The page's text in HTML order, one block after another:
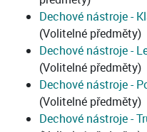
Dechové nástroje -
(Volitelné předměty)
Dechové nástroje -
(Volitelné předměty)
Dechové nástroje -
(Volitelné předměty)
Dechové nástroje -